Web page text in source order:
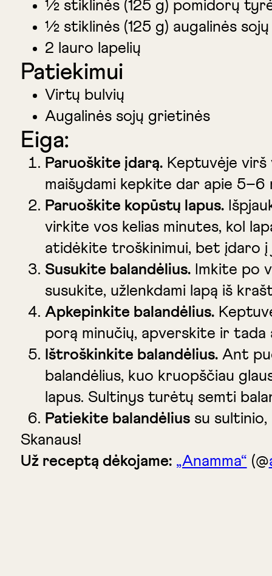
½ stiklinės (125 g) pomidorų
½ stiklinės (125 g) augalinės
2 lauro lapelių
Patiekimui
Virtų bulvių
Augalinės sojų grietinės
Eiga:
Paruoškite įdarą.Keptuvėje virš
maišydami kepkite dar apie
Paruoškite kopūstų lapus.
virkite vos kelias minutes, kol
atidėkite troškinimui, bet įdaro į
Susukite balandėlius.Imkite po
susukite, užlenkdami lapą iš
Apkepinkite balandėlius.
porą minučių, apverskite ir tada
Ištroškinkite balandėlius.Ant
balandėlius, kuo kruopščiau
lapus. Sultinys turėtų semti
Patiekite balandėliussu sultinio,
Skanaus!
Už receptą dėkojame: „Anamma“ (@